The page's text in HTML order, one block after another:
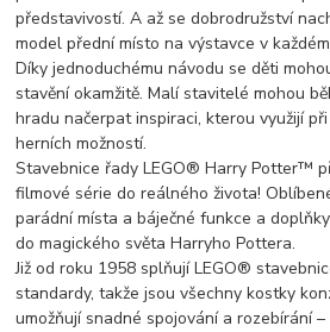
představivostí. A až se dobrodružství
model přední místo na výstavce v
Díky jednoduchému návodu se děti
stavění okamžitě. Malí stavitelé mohou
hradu načerpat inspiraci, kterou využijí
herních možností.
Stavebnice řady LEGO® Harry Potter™
filmové série do reálného života!
parádní místa a báječné funkce a
do magického světa Harryho Pottera.
Již od roku 1958 splňují LEGO®
standardy, takže jsou všechny kostky
umožňují snadné spojování a rozebírání